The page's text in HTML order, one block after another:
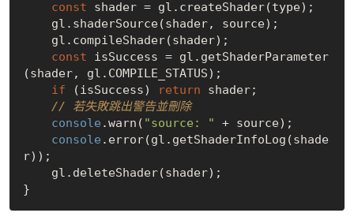
const shader = gl.createShader(type);
const isSuccess = gl.getShaderParameter
(shader, gl.COMPILE_STATUS);
if (isSuccess) return shader;
// 若失敗跳出警告並刪除
console .warn( "source: " + source);
console .error(gl.getShaderInfoLog(shade
r));